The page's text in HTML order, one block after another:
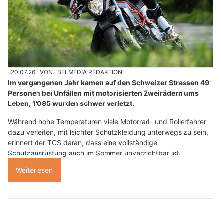
20.07.26 VON BELMEDIA REDAKTION
Im vergangenen Jahr kamen auf den Schweizer Strassen 49
Personen bei Unfällen mit motorisierten Zweirädern ums
Leben, 1'085 wurden schwer verletzt.
Während hohe Temperaturen viele Motorrad- und Rollerfahrer
dazu verleiten, mit leichter Schutzkleidung unterwegs zu sein,
erinnert der TCS daran, dass eine vollständige
Schutzausrüstung auch im Sommer unverzichtbar ist.
Weiterlesen